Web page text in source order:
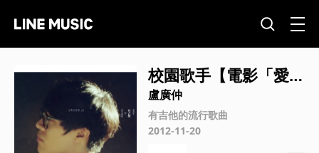
校園歌手【電影「愛正
好」中文主題曲】
盧廣仲
有吉他的流行歌曲
2012-11-20